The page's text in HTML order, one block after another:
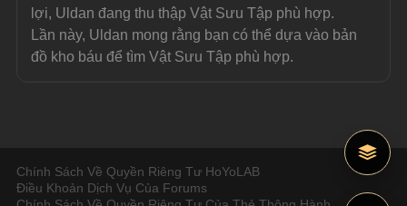
lợi, Uldan đang thu thập Vật Sưu Tập phù hợp.
Lần này, Uldan mong rằng bạn có thể dựa vào bản
đồ kho báu để tìm Vật Sưu Tập phù hợp.
Chính Sách Về Quyền Riêng Tư HoYoLAB
Điều Khoản Dịch Vụ Của Forums